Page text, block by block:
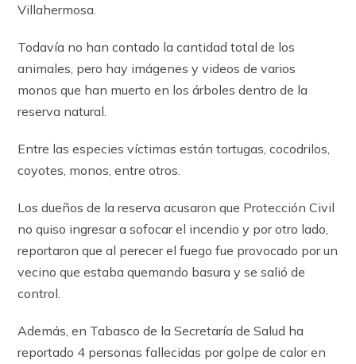
Villahermosa.
Todavía no han contado la cantidad total de los
animales, pero hay imágenes y videos de varios
monos que han muerto en los árboles dentro de la
reserva natural.
Entre las especies víctimas están tortugas, cocodrilos,
coyotes, monos, entre otros.
Los dueños de la reserva acusaron que Protección Civil
no quiso ingresar a sofocar el incendio y por otro lado,
reportaron que al perecer el fuego fue provocado por un
vecino que estaba quemando basura y se salió de
control.
Además, en Tabasco de la Secretaría de Salud ha
reportado 4 personas fallecidas por golpe de calor en